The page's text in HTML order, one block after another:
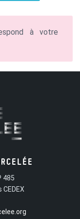
à votre
485